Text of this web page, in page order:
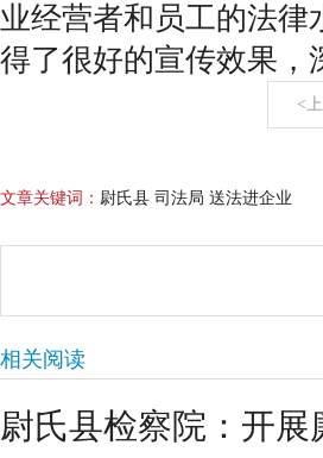
业经营者和员工的法律
得了很好的宣传效果，
<
文章关键词： 尉氏县 司法局 送法进企业
相关阅读
尉氏县检察院：开